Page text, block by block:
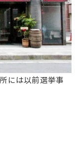
には以前選挙事